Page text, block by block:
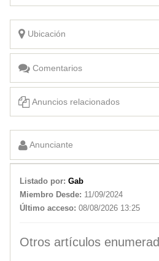
Ubicación
Comentarios
Anuncios relacionados
Anunciante
Listado por: Gab
Miembro Desde: 11/09/2024
Último acceso: 08/08/2026 13:25
Otros artículos